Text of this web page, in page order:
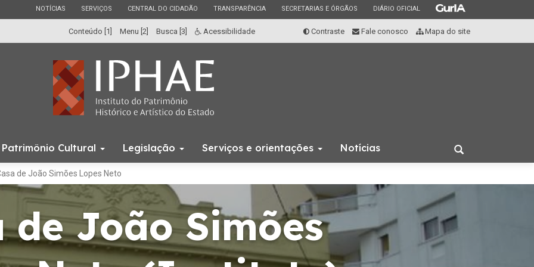
ESTADO
NOTÍCIAS ESTADO
SERVIÇOS ESTADO
CENTRAL DO CIDADÃO ESTADO
TRANSPARÊNCIA ESTADO
SECRETARIAS E ÓRGÃOS ESTADO
DIÁRIO OFICIAL ESTADO
Conteúdo [1] Menu [2] Busca [3] Acessibilidade Contraste Fale conosco Mapa do site
Abrir
a
do
Patrimônio Cultural Legislação Serviços e orientações Notícias
de João Simões Lopes Neto
de João Simões